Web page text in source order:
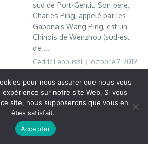
sud de Port-Gentil. Son père,
Charles Ping, appelé par les
Gabonais Wang Ping, est un
Chinois de Wenzhou (sud-est
de ...
Cedric Leboussi octobre 7, 2019
Vudailleurs.com | Réalisé par
d'actualités X
pour nous assurer que nous vous
sur notre site Web. Si vous
site, nous supposerons que vous en
êtes satisfait.
Accepter